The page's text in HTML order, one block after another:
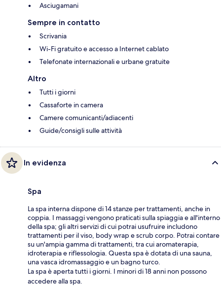
Asciugamani
Sempre in contatto
Scrivania
Wi-Fi gratuito e accesso a Internet cablato
Telefonate internazionali e urbane gratuite
Altro
Tutti i giorni
Cassaforte in camera
Camere comunicanti/adiacenti
Guide/consigli sulle attività
In evidenza
Spa
La spa interna dispone di 14 stanze per trattamenti, anche in
coppia. I massaggi vengono praticati sulla spiaggia e all'interno
della spa; gli altri servizi di cui potrai usufruire includono
trattamenti per il viso, body wrap e scrub corpo. Potrai contare
su un'ampia gamma di trattamenti, tra cui aromaterapia,
idroterapia e riflessologia. Questa spa è dotata di una sauna,
una vasca idromassaggio e un bagno turco.
La spa è aperta tutti i giorni. I minori di 18 anni non possono
accedere alla spa.